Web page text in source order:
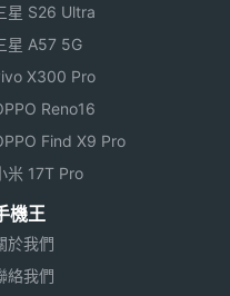
星 S26 Ultra
星 A57 5G
X300 Pro
Reno16
Find X9 Pro
米 17T Pro
機王
於我們
絡我們